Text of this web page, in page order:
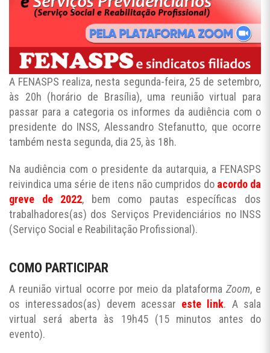
A FENASPS realiza, nesta segunda-feira, 25 de setembro,
às 20h (horário de Brasília), uma reunião virtual para
passar para a categoria os informes da audiência com o
presidente do INSS, Alessandro Stefanutto, que ocorre
também nesta segunda, dia 25, às 18h.
Na audiência com o presidente da autarquia, a FENASPS
reivindica uma série de itens não cumpridos do acordo da
greve de 2022, bem como pautas específicas dos
trabalhadores(as) dos Serviços Previdenciários no INSS
(Serviço Social e Reabilitação Profissional).
COMO PARTICIPAR
A reunião virtual ocorre por meio da plataforma Zoom, e
os interessados(as) devem acessar este link. A sala
virtual será aberta às 19h45 (15 minutos antes do
evento).